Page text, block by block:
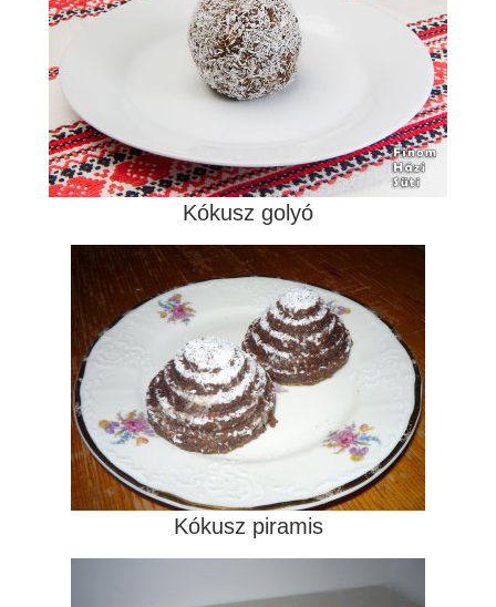
Kókusz golyó
Kókusz piramis